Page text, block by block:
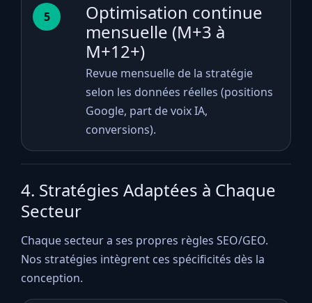
5
Optimisation continue
mensuelle (M+3 à
M+12+)
Revue mensuelle de la stratégie
selon les données réelles (positions
Google, part de voix IA,
conversions).
4. Stratégies Adaptées à Chaque
Secteur
Chaque secteur a ses propres règles SEO/GEO.
Nos stratégies intègrent ces spécificités dès la
conception.